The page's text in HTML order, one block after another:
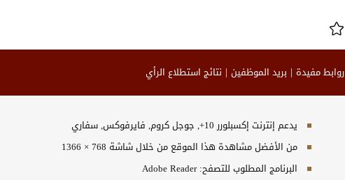
روابط مفيدة بريد الموظفين نتائج استطلاع الرأي
يدعم إنترنت إكسبلورر 10+, جوجل كروم, فايرفوكس, سفاري
من الأفضل مشاهدة هذا الموقع من خلال شاشة 768 × 1366
البرنامج المطلوب للتصفح: Adobe Reader